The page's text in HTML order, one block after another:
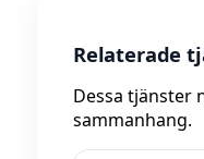
Relaterade
Dessa tjänster
sammanhang.